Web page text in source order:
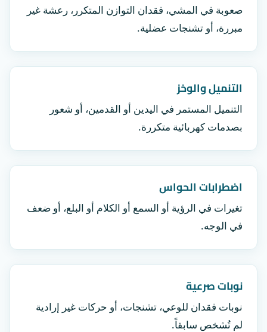
صعوبة في المشي، فقدان التوازن المتكرر، رعشة غير
مبررة، أو تشنجات عضلية.
التنميل والوخز
التنميل المستمر في اليدين أو القدمين، أو شعور
بصدمات كهربائية متكررة.
اضطرابات الحواس
تغيرات في الرؤية أو السمع أو الكلام أو البلع، أو ضعف
في الوجه.
نوبات صرعية
نوبات فقدان للوعي، تشنجات، أو حركات غير إرادية
لم تُشخص سابقاً.